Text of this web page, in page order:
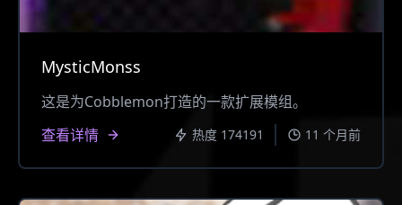
MysticMonss
这是为Cobblemon打造的一款扩展模组。
查看详情
热度 174191 11 个月前